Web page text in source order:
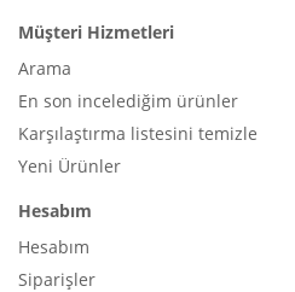
Müşteri Hizmetleri
Arama
En son incelediğim ürünler
Karşılaştırma listesini temizle
Yeni Ürünler
Hesabım
Hesabım
Siparişler